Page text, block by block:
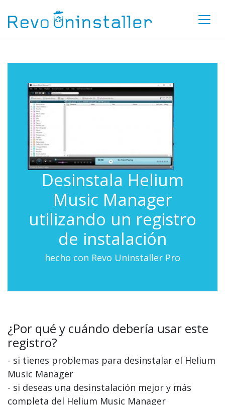
Desinstala Helium
Music Manager
utilizando un registro
de instalación
hecho con Revo Uninstaller Pro
¿Por qué y cuándo debería usar este
registro?
- si tienes problemas para desinstalar el Helium
Music Manager
- si deseas una desinstalación mejor y más
completa del Helium Music Manager